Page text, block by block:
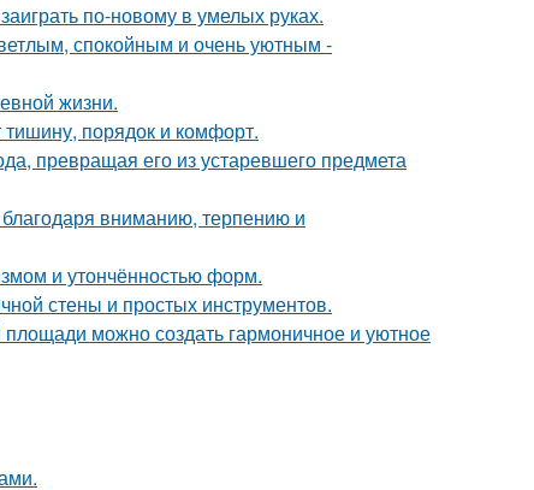
по-новому в умелых руках.
спокойным и очень уютным -
жизни.
тишину, порядок и комфорт.
превращая его из устаревшего предмета
вниманию, терпению и
и утончённостью форм.
стены и простых инструментов.
можно создать гармоничное и уютное